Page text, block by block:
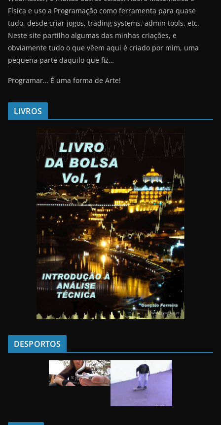
Física e uso a Programação como ferramenta para quase
tudo, desde criar jogos, trading systems, admin tools, etc.
Neste site partilho algumas das minhas criações, e
obviamente tudo o que vêem aqui é criado por mim, uma
pequena parte daquilo que fiz…
Programar… É uma forma de Arte!
LIVROS
DESPORTOS